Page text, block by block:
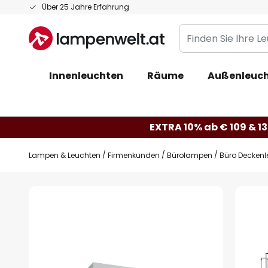
Über 25 Jahre Erfahrung
Zum
springen
Finden
Sie
Leuchte...
Innenleuchten Räume
EXTRA 10% ab € 109 &
Lampen & Leuchten Firmenkunden Bürolampen Büro